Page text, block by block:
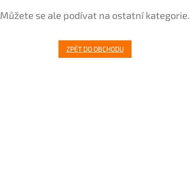
Můžete se ale podívat na ostatní kategorie.
ZPĚT DO OBCHODU